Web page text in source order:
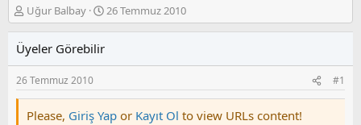
K
o
u
y
u
b
a
Uğur Balbay
B
a
a
g
ı
26 Temmuz 2010
Üyeler Görebilir
26 Temmuz 2010 #1
Please, Giriş Yap or Kayıt Ol to view URLs content!